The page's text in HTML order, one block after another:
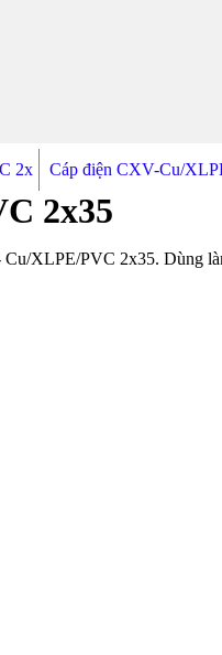
2x Cáp điện CXV-Cu/
2x35
XLPE/PVC 2x35. Dùng